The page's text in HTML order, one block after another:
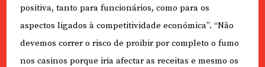
positiva, tanto para funcionários, como para os
aspectos ligados à competitividade económica”. “Não
devemos correr o risco de proibir por completo o fumo
nos casinos porque iria afectar as receitas e mesmo os